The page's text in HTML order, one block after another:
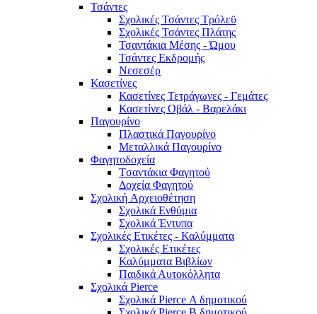
Τσάντες
Σχολικές Τσάντες Τρόλεϋ
Σχολικές Τσάντες Πλάτης
Τσαντάκια Μέσης - Ώμου
Τσάντες Εκδρομής
Νεσεσέρ
Κασετίνες
Κασετίνες Τετράγωνες - Γεμάτες
Κασετίνες Οβάλ - Βαρελάκι
Παγουρίνo
Πλαστικά Παγουρίνo
Μεταλλικά Παγουρίνo
Φαγητοδοχεία
Tσαντάκια Φαγητού
Δοχεία Φαγητού
Σχολική Aρχειοθέτηση
Σχολικά Ενθύμια
Σχολικά Έντυπα
Σχολικές Ετικέτες - Καλύμματα
Σχολικές Ετικέτες
Καλύμματα Βιβλίων
Παιδικά Αυτοκόλλητα
Σχολικά Pierce
Σχολικά Pierce Α δημοτικού